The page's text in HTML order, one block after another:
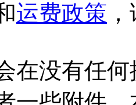
运费政策
在没有任